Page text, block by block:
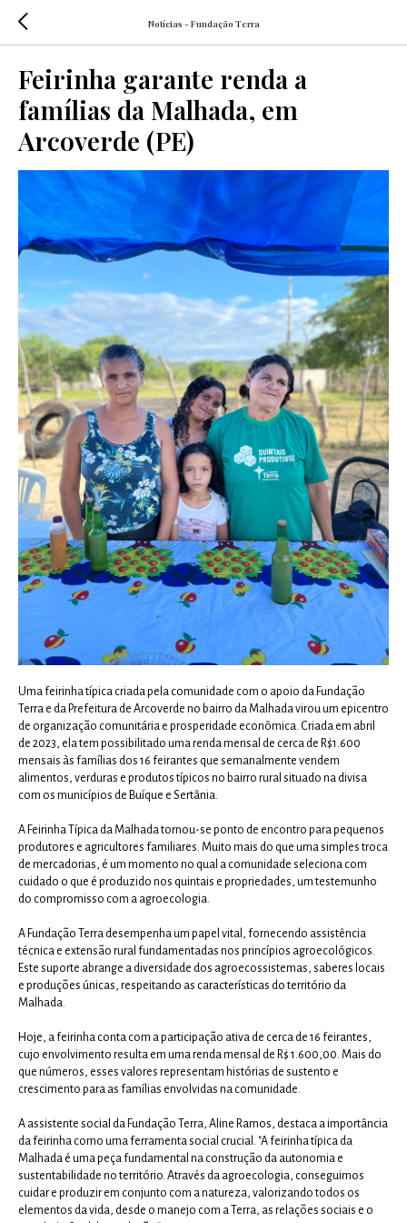
Notícias - Fundação Terra
Feirinha garante renda a
famílias da Malhada, em
Arcoverde (PE)
Uma feirinha típica criada pela comunidade com o apoio da Fundação
Terra e da Prefeitura de Arcoverde no bairro da Malhada virou um epicentro
de organização comunitária e prosperidade econômica. Criada em abril
de 2023, ela tem possibilitado uma renda mensal de cerca de R$1.600
mensais às famílias dos 16 feirantes que semanalmente vendem
alimentos, verduras e produtos típicos no bairro rural situado na divisa
com os municípios de Buíque e Sertânia.
A Feirinha Típica da Malhada tornou-se ponto de encontro para pequenos
produtores e agricultores familiares. Muito mais do que uma simples troca
de mercadorias, é um momento no qual a comunidade seleciona com
cuidado o que é produzido nos quintais e propriedades, um testemunho
do compromisso com a agroecologia.
A Fundação Terra desempenha um papel vital, fornecendo assistência
técnica e extensão rural fundamentadas nos princípios agroecológicos.
Este suporte abrange a diversidade dos agroecossistemas, saberes locais
e produções únicas, respeitando as características do território da
Malhada.
Hoje, a feirinha conta com a participação ativa de cerca de 16 feirantes,
cujo envolvimento resulta em uma renda mensal de R$ 1.600,00. Mais do
que números, esses valores representam histórias de sustento e
crescimento para as famílias envolvidas na comunidade.
A assistente social da Fundação Terra, Aline Ramos, destaca a importância
da feirinha como uma ferramenta social crucial. "A feirinha típica da
Malhada é uma peça fundamental na construção da autonomia e
sustentabilidade no território. Através da agroecologia, conseguimos
cuidar e produzir em conjunto com a natureza, valorizando todos os
elementos da vida, desde o manejo com a Terra, as relações sociais e o